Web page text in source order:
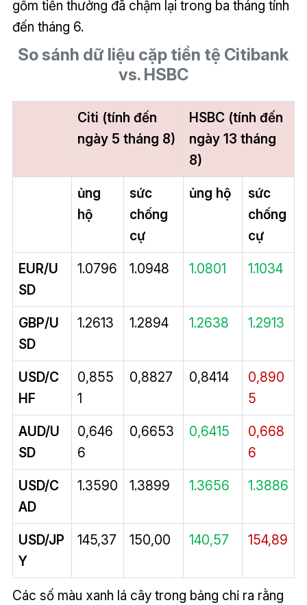
gồm tiền thưởng đã chậm lại trong ba tháng tính
đến tháng 6.
So sánh dữ liệu cặp tiền tệ Citibank
vs. HSBC
Citi (tính đến
ngày 5 tháng 8)
HSBC (tính đến
ngày 13 tháng
8)
ủng
hộ
sức
chống
cự
ủng hộ
sức
chống
cự
EUR/U
SD
1.0796 1.0948 1.0801 1.1034
GBP/U
SD
1.2613 1.2894 1.2638 1.2913
USD/C
HF
0,855
1
0,8827 0,8414
0,890
5
AUD/U
SD
0,646
6
0,6653 0,6415
0,668
6
USD/C
AD
1.3590 1.3899 1.3656 1.3886
USD/JP
Y
145,37 150,00 140,57 154,89
Các số màu xanh lá cây trong bảng chỉ ra rằng